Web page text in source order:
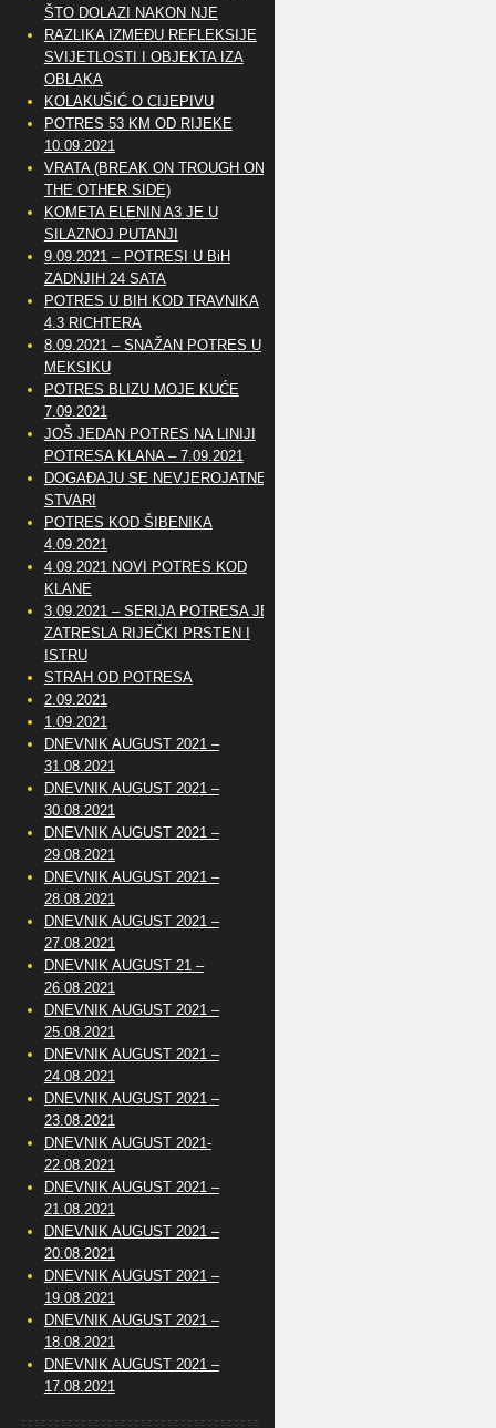
ŠTO DOLAZI NAKON NJE
RAZLIKA IZMEĐU REFLEKSIJE
SVIJETLOSTI I OBJEKTA IZA
OBLAKA
KOLAKUŠIĆ O CIJEPIVU
POTRES 53 KM OD RIJEKE
10.09.2021
VRATA (BREAK ON TROUGH ON
THE OTHER SIDE)
KOMETA ELENIN A3 JE U
SILAZNOJ PUTANJI
9.09.2021 – POTRESI U BiH
ZADNJIH 24 SATA
POTRES U BIH KOD TRAVNIKA
4.3 RICHTERA
8.09.2021 – SNAŽAN POTRES U
MEKSIKU
POTRES BLIZU MOJE KUĆE
7.09.2021
JOŠ JEDAN POTRES NA LINIJI
POTRESA KLANA – 7.09.2021
DOGAĐAJU SE NEVJEROJATNE
STVARI
POTRES KOD ŠIBENIKA
4.09.2021
4.09.2021 NOVI POTRES KOD
KLANE
3.09.2021 – SERIJA POTRESA JE
ZATRESLA RIJEČKI PRSTEN I
ISTRU
STRAH OD POTRESA
2.09.2021
1.09.2021
DNEVNIK AUGUST 2021 –
31.08.2021
DNEVNIK AUGUST 2021 –
30.08.2021
DNEVNIK AUGUST 2021 –
29.08.2021
DNEVNIK AUGUST 2021 –
28.08.2021
DNEVNIK AUGUST 2021 –
27.08.2021
DNEVNIK AUGUST 21 –
26.08.2021
DNEVNIK AUGUST 2021 –
25.08.2021
DNEVNIK AUGUST 2021 –
24.08.2021
DNEVNIK AUGUST 2021 –
23.08.2021
DNEVNIK AUGUST 2021-
22.08.2021
DNEVNIK AUGUST 2021 –
21.08.2021
DNEVNIK AUGUST 2021 –
20.08.2021
DNEVNIK AUGUST 2021 –
19.08.2021
DNEVNIK AUGUST 2021 –
18.08.2021
DNEVNIK AUGUST 2021 –
17.08.2021